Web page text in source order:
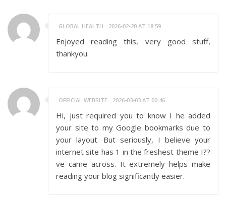
GLOBAL HEALTH 2026-02-20 AT 18:59
Enjoyed reading this, very good stuff,
thankyou.
OFFICIAL WEBSITE 2026-03-03 AT 00:46
Hi, just required you to know I he added
your site to my Google bookmarks due to
your layout. But seriously, I believe your
internet site has 1 in the freshest theme I??
ve came across. It extremely helps make
reading your blog significantly easier.